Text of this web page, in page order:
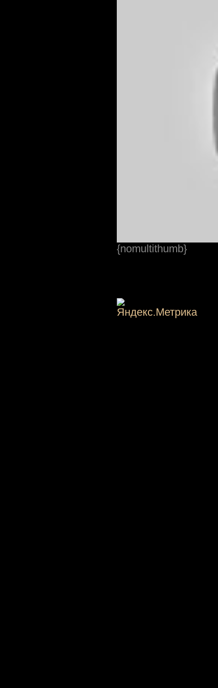
{nomultithumb}